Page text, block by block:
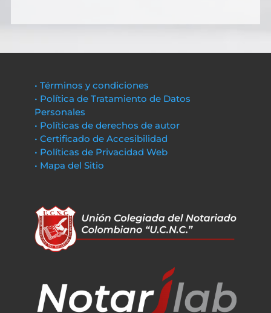
• Términos y condiciones
• Política de Tratamiento de Datos
Personales
• Políticas de derechos de autor
• Certificado de Accesibilidad
• Políticas de Privacidad Web
• Mapa del Sitio